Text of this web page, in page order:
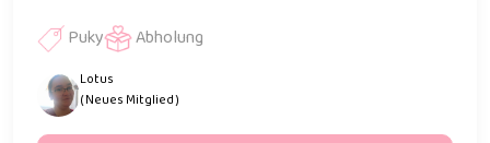
Puky Abholung
Lotus
( Neues Mitglied )